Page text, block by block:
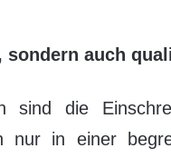
sondern auch
sind die
nur in einer